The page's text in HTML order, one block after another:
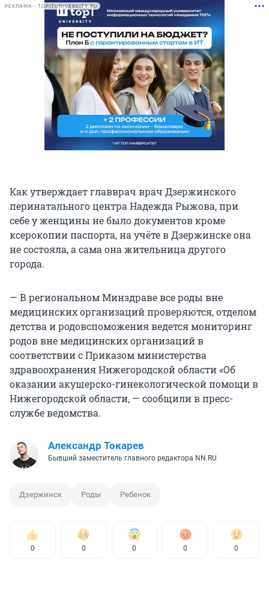
РЕКЛАМА • TOPITUNIVERSITY.RU
Как утверждает главврач врач Дзержинского
перинатального центра Надежда Рыжова, при
себе у женщины не было документов кроме
ксерокопии паспорта, на учёте в Дзержинске она
не состояла, а сама она жительница другого
города.
— В региональном Минздраве все роды вне
медицинских организаций проверяются, отделом
детства и родовспоможения ведется мониторинг
родов вне медицинских организаций в
соответствии с Приказом министерства
здравоохранения Нижегородской области «Об
оказании акушерско-гинекологической помощи в
Нижегородской области, — сообщили в пресс-
службе ведомства.
Александр Токарев
Бывший заместитель главного редактора NN.RU
Дзержинск Роды Ребенок
0 0 0 0 0